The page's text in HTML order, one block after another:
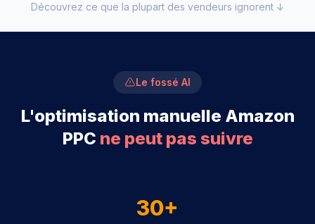
Découvrez ce que la plupart des vendeurs ignorent ↓
Le fossé AI
L'optimisation manuelle Amazon
PPC ne peut pas suivre
30+